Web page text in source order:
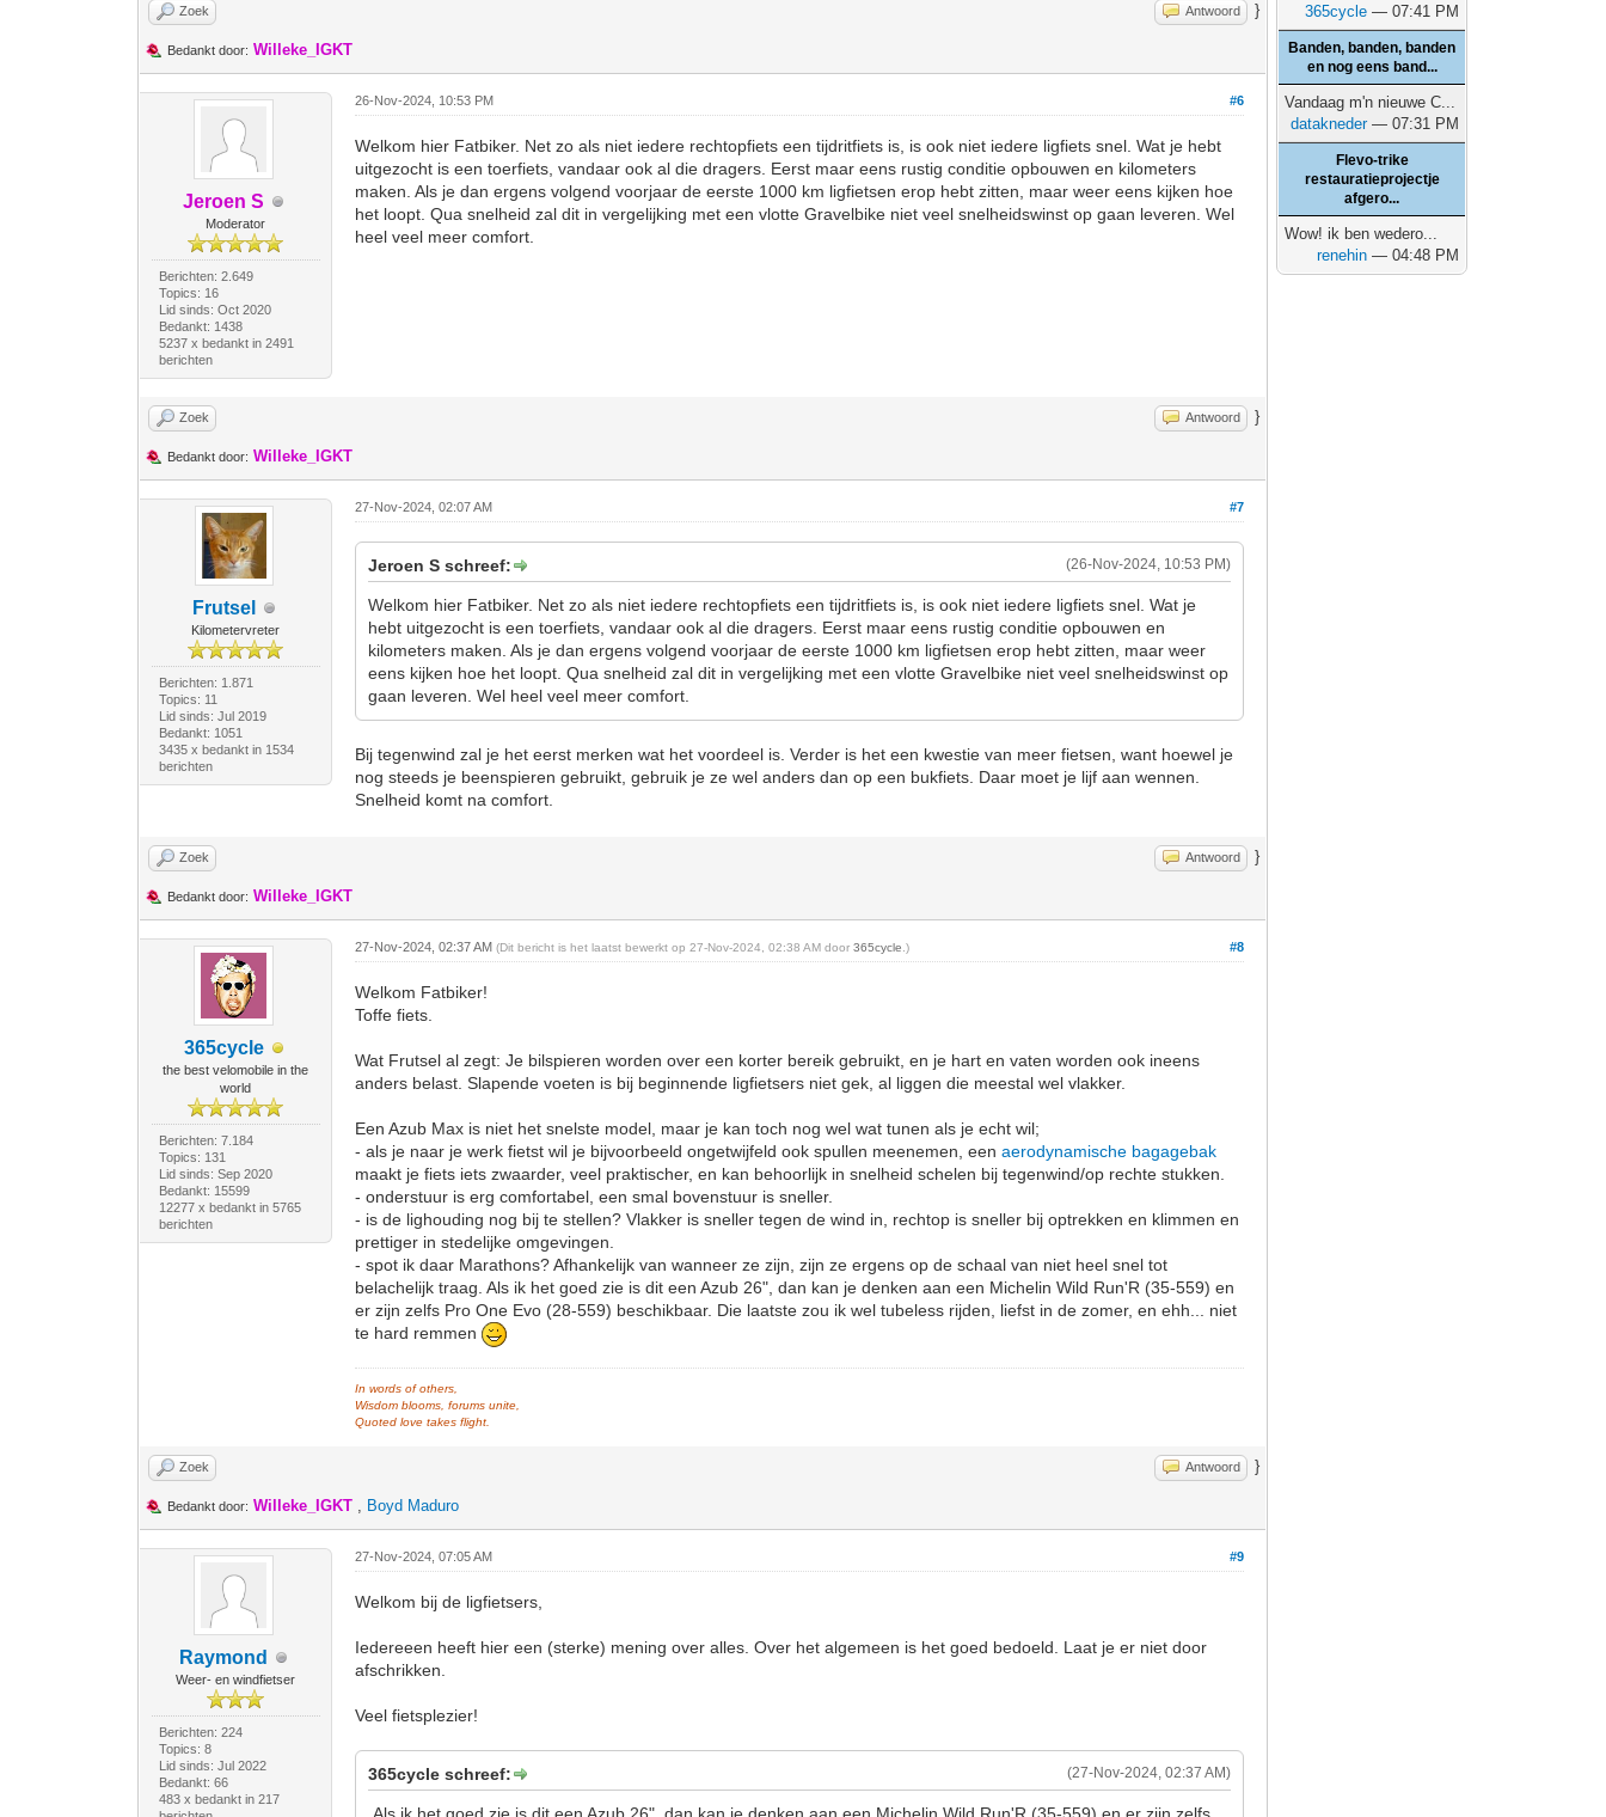
Zoek Antwoord }
Bedankt door: Willeke_IGKT
Jeroen S
Moderator
Berichten: 2.649
Topics: 16
Lid sinds: Oct 2020
Bedankt: 1438
5237 x bedankt in 2491
berichten
#6
26-Nov-2024, 10:53 PM
Welkom hier Fatbiker. Net zo als niet iedere rechtopfiets een tijdritfiets is, is ook niet iedere ligfiets snel. Wat je hebt
uitgezocht is een toerfiets, vandaar ook al die dragers. Eerst maar eens rustig conditie opbouwen en kilometers
maken. Als je dan ergens volgend voorjaar de eerste 1000 km ligfietsen erop hebt zitten, maar weer eens kijken hoe
het loopt. Qua snelheid zal dit in vergelijking met een vlotte Gravelbike niet veel snelheidswinst op gaan leveren. Wel
heel veel meer comfort.
Zoek Antwoord }
Bedankt door: Willeke_IGKT
Frutsel
Kilometervreter
Berichten: 1.871
Topics: 11
Lid sinds: Jul 2019
Bedankt: 1051
3435 x bedankt in 1534
berichten
#7
27-Nov-2024, 02:07 AM
(26-Nov-2024, 10:53 PM)
Jeroen S schreef:
Welkom hier Fatbiker. Net zo als niet iedere rechtopfiets een tijdritfiets is, is ook niet iedere ligfiets snel. Wat je
hebt uitgezocht is een toerfiets, vandaar ook al die dragers. Eerst maar eens rustig conditie opbouwen en
kilometers maken. Als je dan ergens volgend voorjaar de eerste 1000 km ligfietsen erop hebt zitten, maar weer
eens kijken hoe het loopt. Qua snelheid zal dit in vergelijking met een vlotte Gravelbike niet veel snelheidswinst op
gaan leveren. Wel heel veel meer comfort.
Bij tegenwind zal je het eerst merken wat het voordeel is. Verder is het een kwestie van meer fietsen, want hoewel je
nog steeds je beenspieren gebruikt, gebruik je ze wel anders dan op een bukfiets. Daar moet je lijf aan wennen.
Snelheid komt na comfort.
Zoek Antwoord }
Bedankt door: Willeke_IGKT
365cycle
the best velomobile in the
world
Berichten: 7.184
Topics: 131
Lid sinds: Sep 2020
Bedankt: 15599
12277 x bedankt in 5765
berichten
#8
27-Nov-2024, 02:37 AM(Dit bericht is het laatst bewerkt op 27-Nov-2024, 02:38 AM door365cycle .)
Welkom Fatbiker!
Toffe fiets.
Wat Frutsel al zegt: Je bilspieren worden over een korter bereik gebruikt, en je hart en vaten worden ook ineens
anders belast. Slapende voeten is bij beginnende ligfietsers niet gek, al liggen die meestal wel vlakker.
Een Azub Max is niet het snelste model, maar je kan toch nog wel wat tunen als je echt wil;
- als je naar je werk fietst wil je bijvoorbeeld ongetwijfeld ook spullen meenemen, eenaerodynamische bagagebak
maakt je fiets iets zwaarder, veel praktischer, en kan behoorlijk in snelheid schelen bij tegenwind/op rechte stukken.
- onderstuur is erg comfortabel, een smal bovenstuur is sneller.
- is de lighouding nog bij te stellen? Vlakker is sneller tegen de wind in, rechtop is sneller bij optrekken en klimmen en
prettiger in stedelijke omgevingen.
- spot ik daar Marathons? Afhankelijk van wanneer ze zijn, zijn ze ergens op de schaal van niet heel snel tot
belachelijk traag. Als ik het goed zie is dit een Azub 26", dan kan je denken aan een Michelin Wild Run'R (35-559) en
er zijn zelfs Pro One Evo (28-559) beschikbaar. Die laatste zou ik wel tubeless rijden, liefst in de zomer, en ehh... niet
te hard remmen
In words of others,
Wisdom blooms, forums unite,
Quoted love takes flight.
Zoek Antwoord }
Bedankt door: Willeke_IGKT , Boyd Maduro
Raymond
Weer- en windfietser
Berichten: 224
Topics: 8
Lid sinds: Jul 2022
Bedankt: 66
483 x bedankt in 217
#9
27-Nov-2024, 07:05 AM
Welkom bij de ligfietsers,
Iedereeen heeft hier een (sterke) mening over alles. Over het algemeen is het goed bedoeld. Laat je er niet door
afschrikken.
Veel fietsplezier!
(27-Nov-2024, 02:37 AM)
365cycle schreef:
365cycle — 07:41 PM
Banden, banden, banden
en nog eens band...
Vandaag m'n nieuwe C...
datakneder— 07:31 PM
Flevo-trike
restauratieprojectje
afgero...
Wow! ik ben wedero...
renehin — 04:48 PM